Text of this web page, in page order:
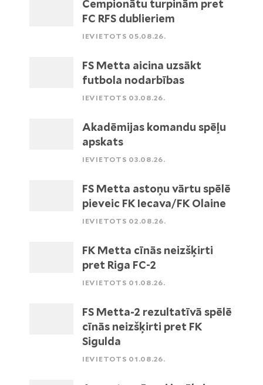
Čempionātu turpinām pret
FC RFS dublieriem
IEVIETOTS 05.08.26.
FS Metta aicina uzsākt
futbola nodarbības
IEVIETOTS 03.08.26.
Akadēmijas komandu spēļu
apskats
IEVIETOTS 03.08.26.
FS Metta astoņu vārtu spēlē
pieveic FK Iecava/FK Olaine
IEVIETOTS 02.08.26.
FK Metta cīnās neizšķirti
pret Riga FC-2
IEVIETOTS 01.08.26.
FS Metta-2 rezultatīvā spēlē
cīnās neizšķirti pret FK
Sigulda
IEVIETOTS 01.08.26.